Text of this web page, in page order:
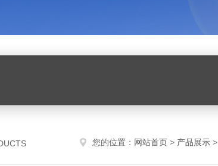
您的位置： 网站首页 > 产品展示 >